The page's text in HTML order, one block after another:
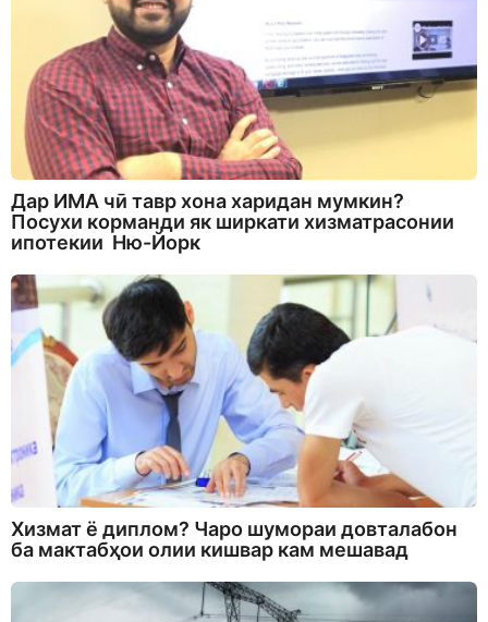
Дар ИМА чӣ тавр хона харидан мумкин?
Посухи корманди як ширкати хизматрасонии
ипотекии Ню-Йорк
Хизмат ё диплом? Чаро шумораи довталабон
ба мактабҳои олии кишвар кам мешавад